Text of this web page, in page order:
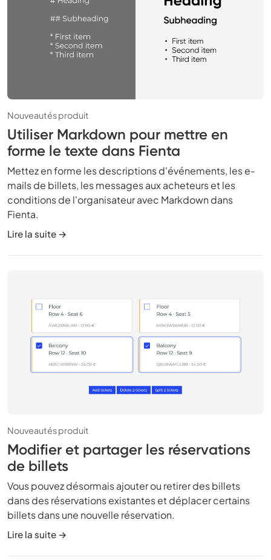
Nouveautés produit
Utiliser Markdown pour mettre en
forme le texte dans Fienta
Mettez en forme les descriptions d'événements, les e-
mails de billets, les messages aux acheteurs et les
conditions de l'organisateur avec Markdown dans
Fienta.
Lire la suite →
Nouveautés produit
Modifier et partager les réservations
de billets
Vous pouvez désormais ajouter ou retirer des billets
dans des réservations existantes et déplacer certains
billets dans une nouvelle réservation.
Lire la suite →